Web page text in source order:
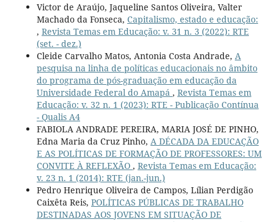
Victor de Araújo, Jaqueline Santos Oliveira, Valter
Machado da Fonseca, Capitalismo, estado e educação:
, Revista Temas em Educação: v. 31 n. 3 (2022): RTE
(set. - dez.)
Cleide Carvalho Matos, Antonia Costa Andrade, A
pesquisa na linha de políticas educacionais no âmbito
do programa de pós-graduação em educação da
Universidade Federal do Amapá , Revista Temas em
Educação: v. 32 n. 1 (2023): RTE - Publicação Contínua
- Qualis A4
FABIOLA ANDRADE PEREIRA, MARIA JOSÉ DE PINHO,
Edna Maria da Cruz Pinho, A DÉCADA DA EDUCAÇÃO
E AS POLÍTICAS DE FORMAÇÃO DE PROFESSORES: UM
CONVITE À REFLEXÃO , Revista Temas em Educação:
v. 23 n. 1 (2014): RTE (jan.-jun.)
Pedro Henrique Oliveira de Campos, Lílian Perdigão
Caixêta Reis, POLÍTICAS PÚBLICAS DE TRABALHO
DESTINADAS AOS JOVENS EM SITUAÇÃO DE